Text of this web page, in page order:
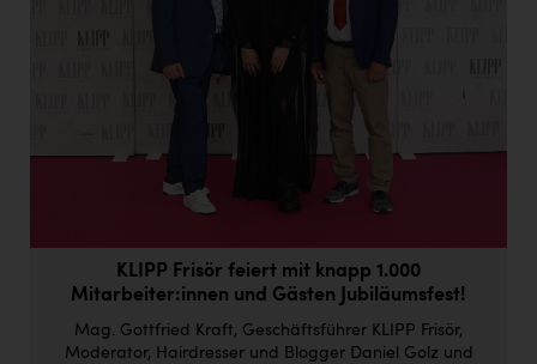
Firmenradl
IFE Austria GmbH
Immotech
KLIPP Frisör feiert mit knapp 1.000
Mitarbeiter:innen und Gästen Jubiläumsfest!
Mag. Gottfried Kraft, Geschäftsführer KLIPP Frisör,
Moderator, Hairdresser und Blogger Daniel Golz und